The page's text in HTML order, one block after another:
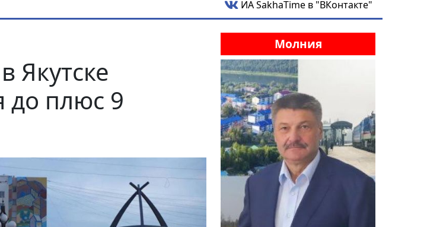
ИА SakhaTime в "ВКонтакте"
Якутске
до плюс 9
Молния